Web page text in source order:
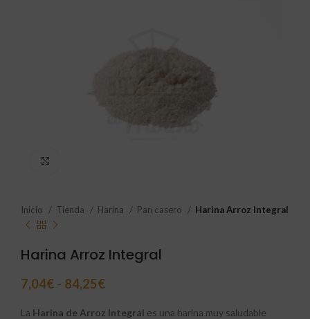
Inicio Tienda Harina Pan casero Harina Arroz Integral
Harina Arroz Integral
7,04€ - 84,25€
La Harina de Arroz Integral es una harina muy saludable